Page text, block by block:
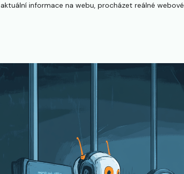
informace na webu, procházet reálné webové